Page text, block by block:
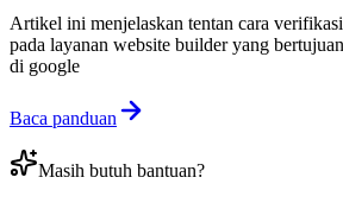
Artikel ini menjelaskan tentan cara
pada layanan website builder yang
di google
Baca panduan
Masih butuh bantuan?